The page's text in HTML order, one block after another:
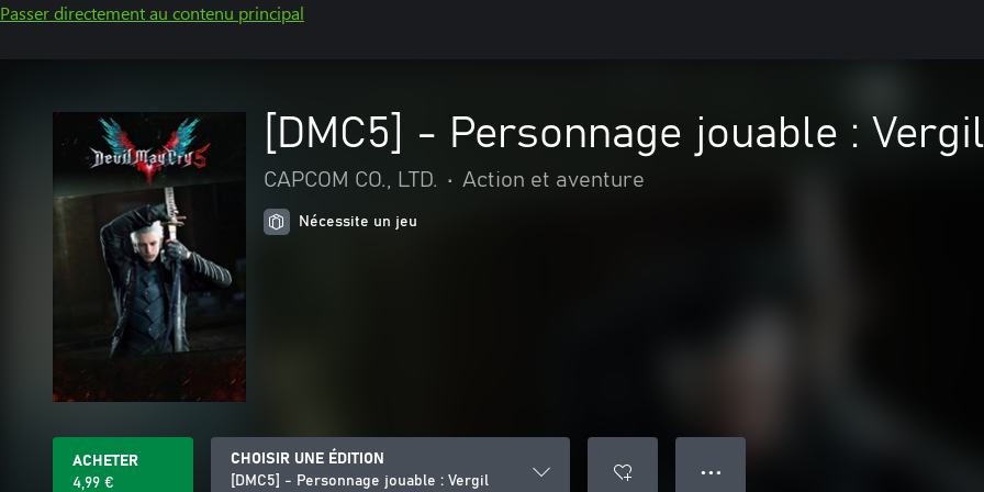
Passer directement au contenu principal
[DMC5] - Personnage jouable : Vergil
CAPCOM CO., LTD. • Action et aventure
Nécessite un jeu
ACHETER
4,99 €
CHOISIR UNE ÉDITION
[DMC5] - Personnage jouable : Vergil
● ● ●